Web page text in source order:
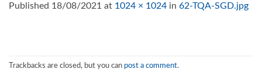
Published 18/08/2021 at 1024 × 1024 in 62-TQA-SGD.jpg
Trackbacks are closed, but you can post a comment.